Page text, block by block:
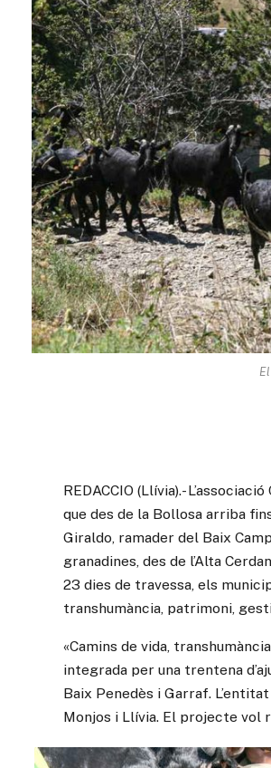
REDACCIO (Llívia).-
que des de la Bollosa arriba
Giraldo, ramader del Baix
granadines, des de l’Alta
23 dies de travessa, els
transhumància, patrimoni,
«Camins de vida,
integrada per una trentena
Baix Penedès i Garraf.
Monjos i Llívia. El projecte vol